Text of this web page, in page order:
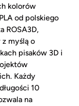
kolorów
od polskiego
ROSA3D,
myślą o
pisaków 3D i
Każdy
10
na